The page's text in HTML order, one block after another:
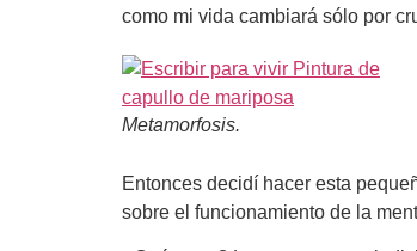
como mi vida cambiará sólo por
Metamorfosis.
Entonces decidí hacer esta
sobre el funcionamiento de la